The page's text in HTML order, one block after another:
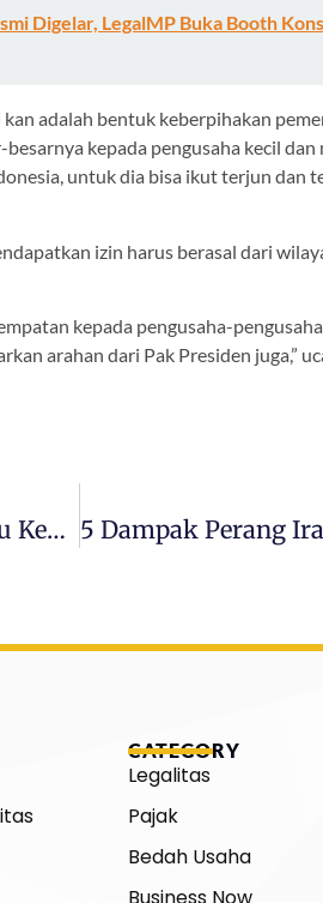
Digelar, LegalMP Buka Booth
adalah bentuk keberpihakan
kepada pengusaha kecil dan
untuk dia bisa ikut terjun dan
izin harus berasal dari
kepada pengusaha-
arahan dari Pak Presiden juga,”
Pemerintah Hapus Utang 20.000 UMKM, Apakah Lalu Kena Blacklist Bank?
CATEGORY
Legalitas
Pajak
Bedah Usaha
Business Now